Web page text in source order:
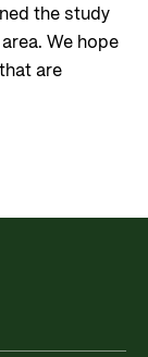
the study
We hope
are